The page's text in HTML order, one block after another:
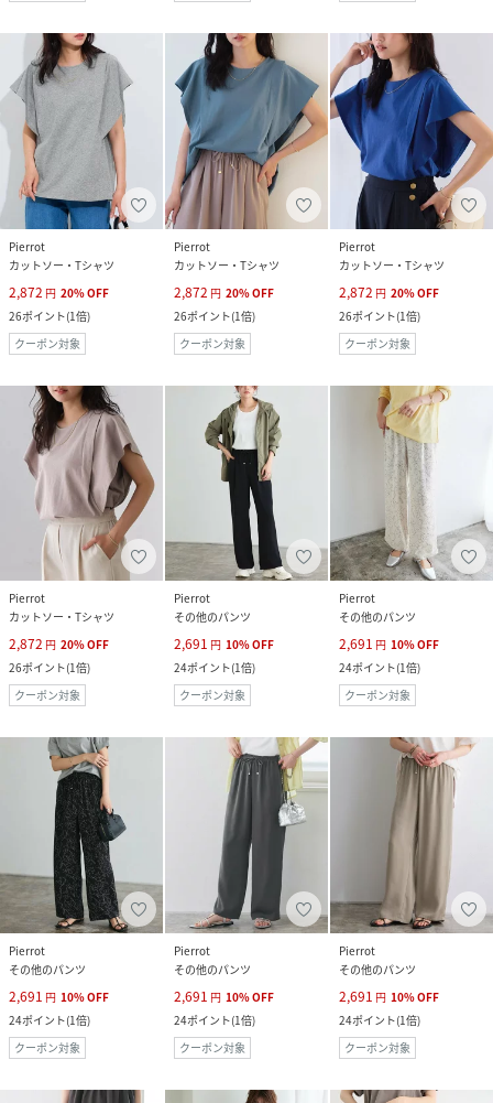
Pierrot
カットソー・Tシャツ
2,872 円 20%OFF
26ポイント(1倍)
クーポン対象
Pierrot
カットソー・Tシャツ
2,872 円 20%OFF
26ポイント(1倍)
クーポン対象
Pierrot
カットソー・Tシャツ
2,872 円 20%OFF
26ポイント(1倍)
クーポン対象
Pierrot
カットソー・Tシャツ
2,872 円 20%OFF
26ポイント(1倍)
クーポン対象
Pierrot
その他のパンツ
2,691 円 10%OFF
24ポイント(1倍)
クーポン対象
Pierrot
その他のパンツ
2,691 円 10%OFF
24ポイント(1倍)
クーポン対象
Pierrot
その他のパンツ
2,691 円 10%OFF
24ポイント(1倍)
クーポン対象
Pierrot
その他のパンツ
2,691 円 10%OFF
24ポイント(1倍)
クーポン対象
Pierrot
その他のパンツ
2,691 円 10%OFF
24ポイント(1倍)
クーポン対象